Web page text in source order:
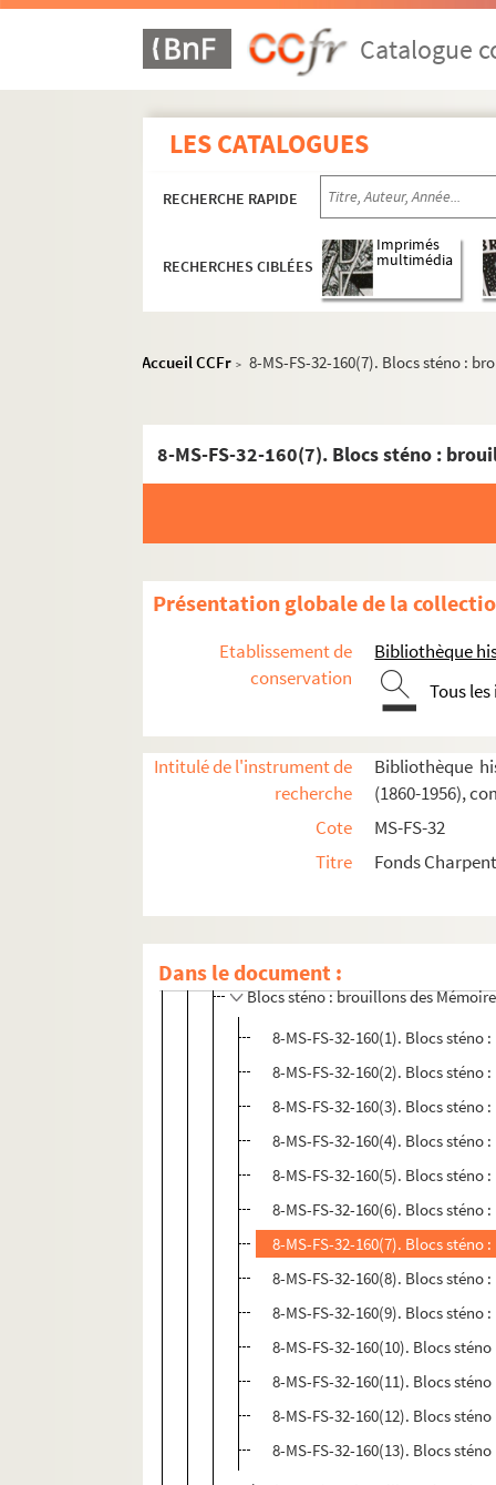
Catalogue
LES CATALOGUES
RECHERCHE RAPIDE
RECHERCHES CIBLÉES
Imprimés
multimédia
Accueil CCFr > 8-MS-FS-32-160(7). Blocs sténo :
8-MS-FS-32-160(7). Blocs sténo :
Présentation globale de la
Etablissement de
conservation
Bibliothèque
Tous
Intitulé de l'instrument de
recherche
Bibliothèque
(1860-1956),
Cote
MS-FS-32
Titre
Fonds
Dans le document :
Oeuvres de Gustave Charpentier
Cantate du Prix du Rome : Didon (1887)
Impressions d'Italie (1889)
Louise (1900)
Mémoires
Début des Mémoires
Jeunesse
Retour à Paris
Suite des Mémoires
Brouillons de Mémoires (dossiers
Blocs sténo : brouillons des
Blocs sténo : brouillons des
Blocs sténo : brouillons des
8-MS-FS-32-160(1). Blocs
8-MS-FS-32-160(2). Blocs
8-MS-FS-32-160(3). Blocs
8-MS-FS-32-160(4). Blocs
8-MS-FS-32-160(5). Blocs
8-MS-FS-32-160(6). Blocs
8-MS-FS-32-160(7). Blocs
8-MS-FS-32-160(8). Blocs
8-MS-FS-32-160(9). Blocs
8-MS-FS-32-160(10). Blocs
8-MS-FS-32-160(11). Blocs
8-MS-FS-32-160(12). Blocs
8-MS-FS-32-160(13). Blocs